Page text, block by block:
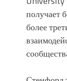
получает
более